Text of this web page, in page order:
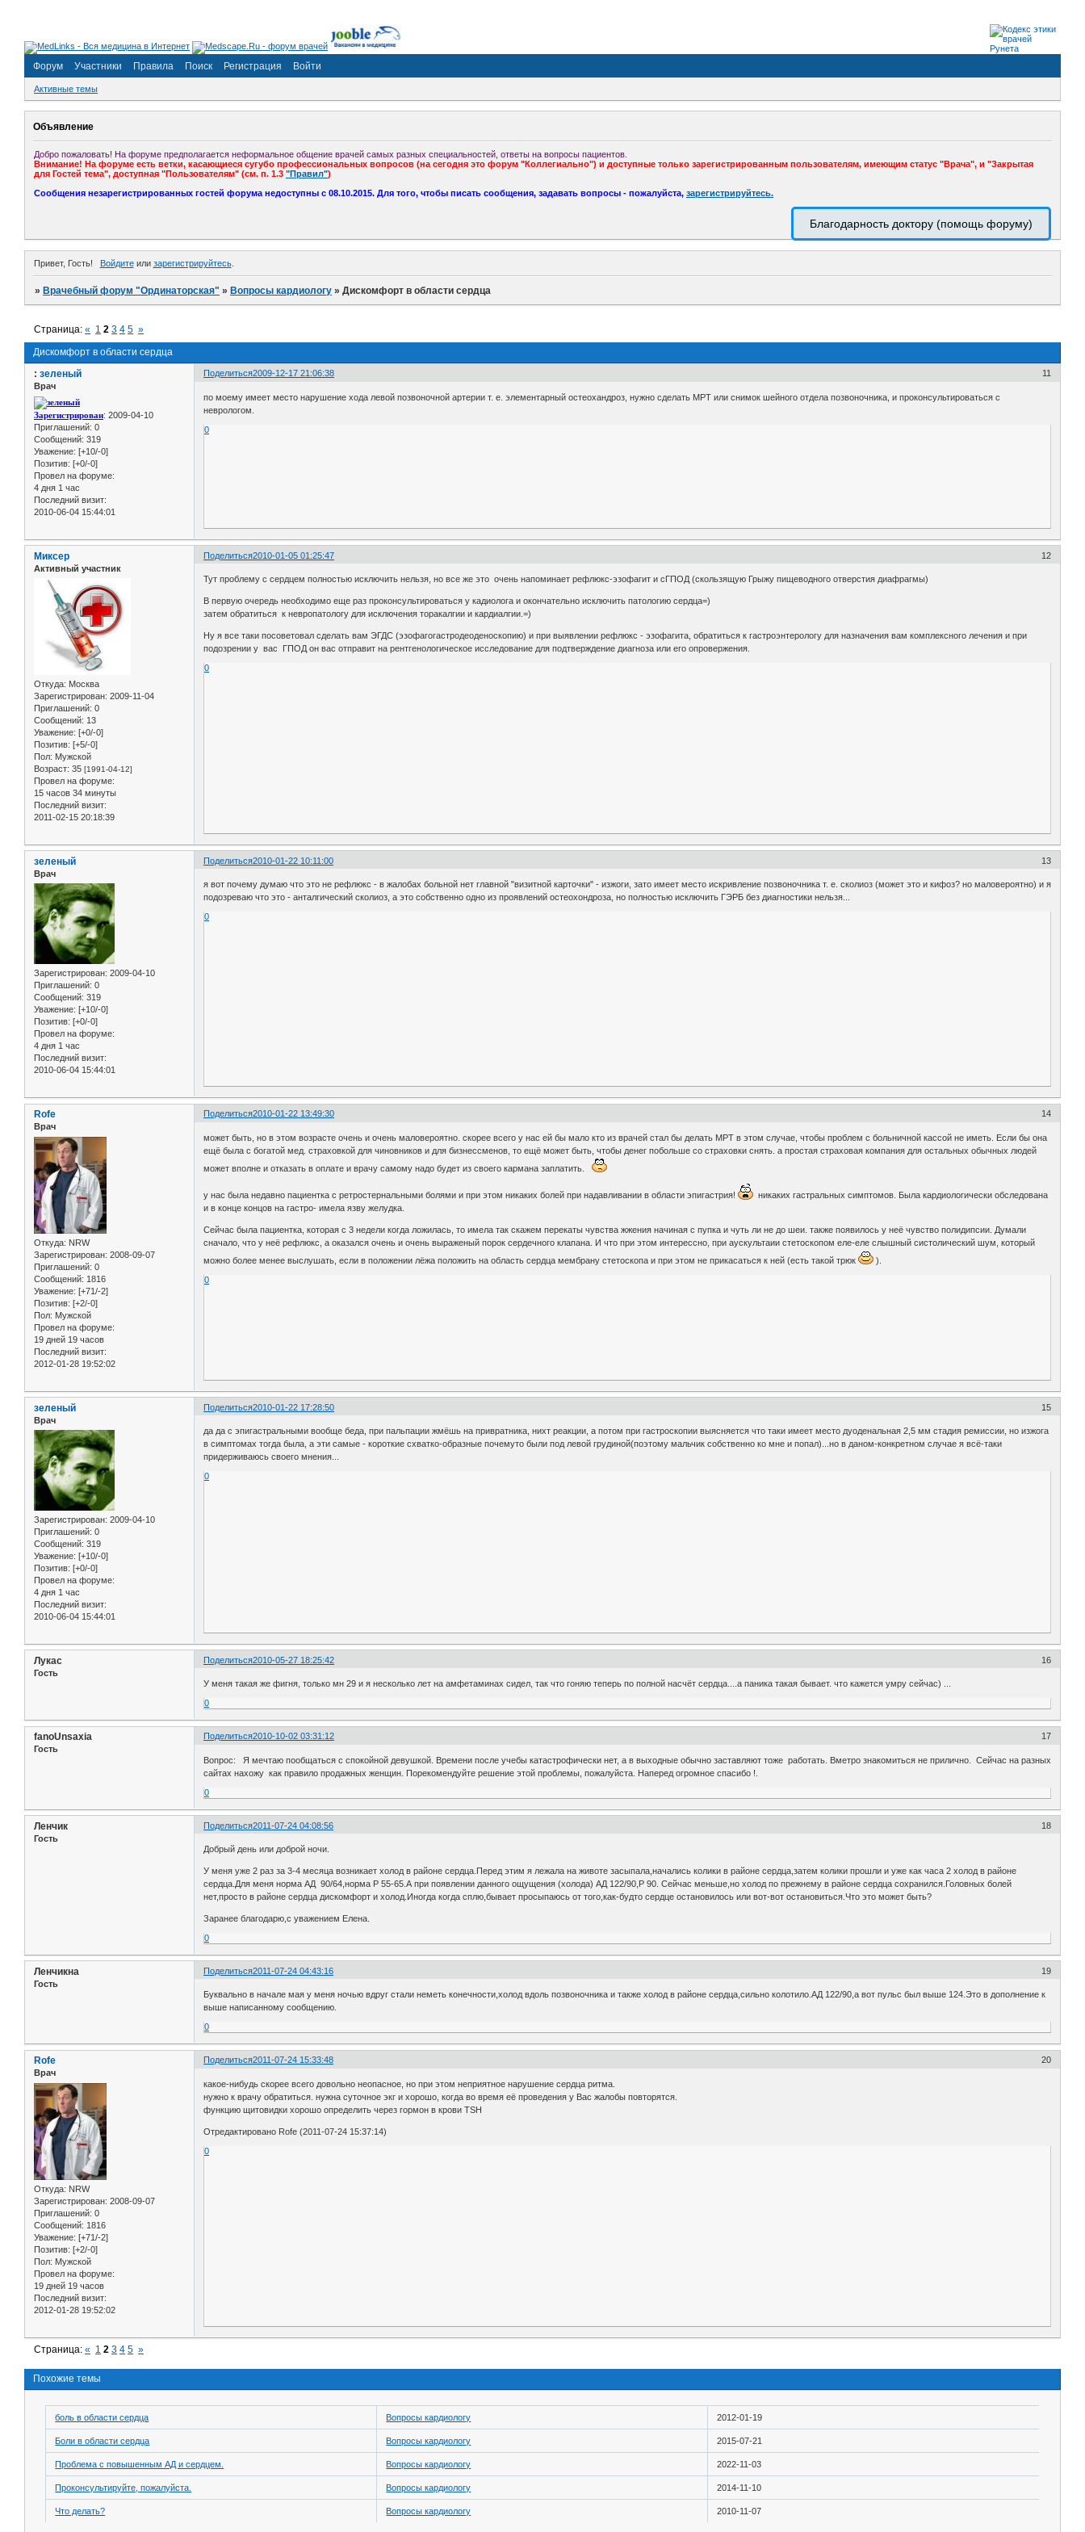
Форум Участники Правила Поиск Регистрация Войти
Активные темы
Объявление
Добро пожаловать! На форуме предполагается неформальное общение врачей самых разных специальностей, ответы на вопросы пациентов.
Внимание! На форуме есть ветки, касающиеся сугубо профессиональных вопросов (на сегодня это форум "Коллегиально") и доступные только зарегистрированным пользователям, имеющим статус "Врача", и "Закрытая
для Гостей тема", доступная "Пользователям" (см. п. 1.3 "Правил")
Сообщения незарегистрированных гостей форума недоступны с 08.10.2015. Для того, чтобы писать сообщения, задавать вопросы - пожалуйста, зарегистрируйтесь.
Благодарность доктору (помощь форуму)
Привет, Гость! Войдитеили зарегистрируйтесь.
» Врачебный форум "Ординаторская" » Вопросы кардиологу »Дискомфорт в области сердца
Дискомфорт в области сердца
Страница:« 1 2 3 4 5 »
Поделиться 11
2009-12-17 21:06:38
: зеленый
Врач
Зарегистрирован: 2009-04-10
Приглашений: 0
Сообщений: 319
Уважение: [+10/-0]
Позитив: [+0/-0]
Провел на форуме:
4 дня 1 час
Последний визит:
2010-06-04 15:44:01
по моему имеет место нарушение хода левой позвоночной артерии т. е. элементарный остеохандроз, нужно сделать МРТ или снимок шейного отдела позвоночника, и проконсультироваться с
неврологом.
0
Поделиться 12
2010-01-05 01:25:47
Миксер
Активный участник
Откуда: Москва
Зарегистрирован: 2009-11-04
Приглашений: 0
Сообщений: 13
Уважение: [+0/-0]
Позитив: [+5/-0]
Пол: Мужской
Возраст: 35 [1991-04-12]
Провел на форуме:
15 часов 34 минуты
Последний визит:
2011-02-15 20:18:39
Тут проблему с сердцем полностью исключить нельзя, но все же это очень напоминает рефлюкс-эзофагит и сГПОД (скользящую Грыжу пищеводного отверстия диафрагмы)
В первую очередь необходимо еще раз проконсультироваться у кадиолога и окончательно исключить патологию сердца=)
затем обратиться к невропатологу для исключения торакалгии и кардиалгии.=)
Ну я все таки посоветовал сделать вам ЭГДС (эзофагогастродеоденоскопию) и при выявлении рефлюкс - эзофагита, обратиться к гастроэнтерологу для назначения вам комплексного лечения и при
подозрении у вас ГПОД он вас отправит на рентгенологическое исследование для подтверждение диагноза или его опровержения.
0
Поделиться 13
2010-01-22 10:11:00
зеленый
Врач
Зарегистрирован: 2009-04-10
Приглашений: 0
Сообщений: 319
Уважение: [+10/-0]
Позитив: [+0/-0]
Провел на форуме:
4 дня 1 час
Последний визит:
2010-06-04 15:44:01
я вот почему думаю что это не рефлюкс - в жалобах больной нет главной "визитной карточки" - изжоги, зато имеет место искривление позвоночника т. е. сколиоз (может это и кифоз? но маловероятно) и я
подозреваю что это - анталгический сколиоз, а это собственно одно из проявлений остеохондроза, но полностью исключить ГЭРБ без диагностики нельзя...
0
Поделиться 14
2010-01-22 13:49:30
Rofe
Врач
Откуда: NRW
Зарегистрирован: 2008-09-07
Приглашений: 0
Сообщений: 1816
Уважение: [+71/-2]
Позитив: [+2/-0]
Пол: Мужской
Провел на форуме:
19 дней 19 часов
Последний визит:
2012-01-28 19:52:02
может быть, но в этом возрасте очень и очень маловероятно. скорее всего у нас ей бы мало кто из врачей стал бы делать МРТ в этом случае, чтобы проблем с больничной кассой не иметь. Если бы она
ещё была с богатой мед. страховкой для чиновников и для бизнессменов, то ещё может быть, чтобы денег побольше со страховки снять. а простая страховая компания для остальных обычных людей
может вполне и отказать в оплате и врачу самому надо будет из своего кармана заплатить.
у нас была недавно пациентка с ретростернальными болями и при этом никаких болей при надавливании в области эпигастрия!
никаких гастральных симптомов. Была кардиологически обследована
и в конце концов на гастро- имела язву желудка.
Сейчас была пациентка, которая с 3 недели когда ложилась, то имела так скажем перекаты чувства жжения начиная с пупка и чуть ли не до шеи. также появилось у неё чувство полидипсии. Думали
сначало, что у неё рефлюкс, а оказался очень и очень выраженый порок сердечного клапана. И что при этом интерессно, при аускультаии стетоскопом еле-еле слышный систолический шум, который
можно более менее выслушать, если в положении лёжа положить на область сердца мембрану стетоскопа и при этом не прикасаться к ней (есть такой трюк
).
0
Поделиться 15
2010-01-22 17:28:50
зеленый
Врач
Зарегистрирован: 2009-04-10
Приглашений: 0
Сообщений: 319
Уважение: [+10/-0]
Позитив: [+0/-0]
Провел на форуме:
4 дня 1 час
Последний визит:
2010-06-04 15:44:01
да да с эпигастральными вообще беда, при пальпации жмёшь на привратника, нихт реакции, а потом при гастроскопии выясняется что таки имеет место дуоденальная 2,5 мм стадия ремиссии, но изжога
в симптомах тогда была, а эти самые - короткие схватко-образные почемуто были под левой грудиной(поэтому мальчик собственно ко мне и попал)...но в даном-конкретном случае я всё-таки
придерживаюсь своего мнения...
0
Поделиться 16
2010-05-27 18:25:42
Лукас
Гость
У меня такая же фигня, только мн 29 и я несколько лет на амфетаминах сидел, так что гоняю теперь по полной насчёт сердца....а паника такая бывает. что кажется умру сейчас) ...
0
Поделиться 17
2010-10-02 03:31:12
fanoUnsaxia
Гость
Вопрос: Я мечтаю пообщаться с спокойной девушкой. Времени после учебы катастрофичеcки нет, а в выходные обычно заставляют тоже работать. Вметро знакомиться не прилично. Сейчас на разных
сайтах нахожу как правило продажных женщин. Порекомендуйте решение этой проблемы, пожалуйста. Наперед огромное спасибо !.
0
Поделиться 18
2011-07-24 04:08:56
Ленчик
Гость
Добрый день или доброй ночи.
У меня уже 2 раз за 3-4 месяца возникает холод в районе сердца.Перед этим я лежала на животе засыпала,начались колики в районе сердца,затем колики прошли и уже как часа 2 холод в районе
сердца.Для меня норма АД 90/64,норма P 55-65.А при появлении данного ощущения (холода) АД 122/90,Р 90. Сейчас меньше,но холод по прежнему в районе сердца сохранился.Головных болей
нет,просто в районе сердца дискомфорт и холод.Иногда когда сплю,бывает просыпаюсь от того,как-будто сердце остановилось или вот-вот остановиться.Что это может быть?
Заранее благодарю,с уважением Елена.
0
Поделиться 19
2011-07-24 04:43:16
Ленчикна
Гость
Буквально в начале мая у меня ночью вдруг стали неметь конечности,холод вдоль позвоночника и также холод в районе сердца,сильно колотило.АД 122/90,а вот пульс был выше 124.Это в дополнение к
выше написанному сообщению.
0
Поделиться 20
2011-07-24 15:33:48
Rofe
Врач
Откуда: NRW
Зарегистрирован: 2008-09-07
Приглашений: 0
Сообщений: 1816
Уважение: [+71/-2]
Позитив: [+2/-0]
Пол: Мужской
Провел на форуме:
19 дней 19 часов
Последний визит:
2012-01-28 19:52:02
какое-нибудь скорее всего довольно неопасное, но при этом неприятное нарушение сердца ритма.
нужно к врачу обратиться. нужна суточное экг и хорошо, когда во время её проведения у Вас жалобы повторятся.
функцию щитовидки хорошо определить через гормон в крови TSH
Отредактировано Rofe (2011-07-24 15:37:14)
0
Страница:« 1 2 3 4 5 »
Похожие темы
боль в области сердца Вопросы кардиологу 2012-01-19
Боли в области сердца Вопросы кардиологу 2015-07-21
Проблема с повышенным АД и сердцем. Вопросы кардиологу 2022-11-03
Проконсультируйте, пожалуйста. Вопросы кардиологу 2014-11-10
Что делать? Вопросы кардиологу 2010-11-07